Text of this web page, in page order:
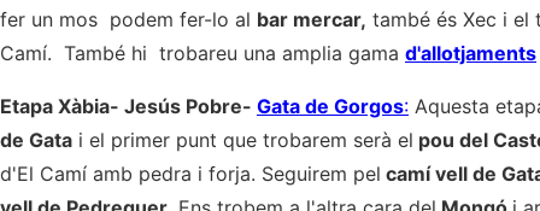
fer un mos podem fer-lo al bar mercar, també és Xec i el
Camí. També hi trobareu una amplia gama d'allotjaments
Etapa Xàbia- Jesús Pobre- Gata de Gorgos: Aquesta
de Gata i el primer punt que trobarem serà el pou del
d'El Camí amb pedra i forja. Seguirem pel camí vell de